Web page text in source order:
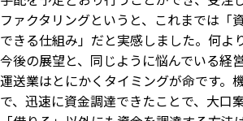
ファクタリングというと、これまでは
できる仕組み」だと実感しました。何よ
今後の展望と、同じように悩んでいる経
運送業はとにかくタイミングが命です。
で、迅速に資金調達できたことで、大口